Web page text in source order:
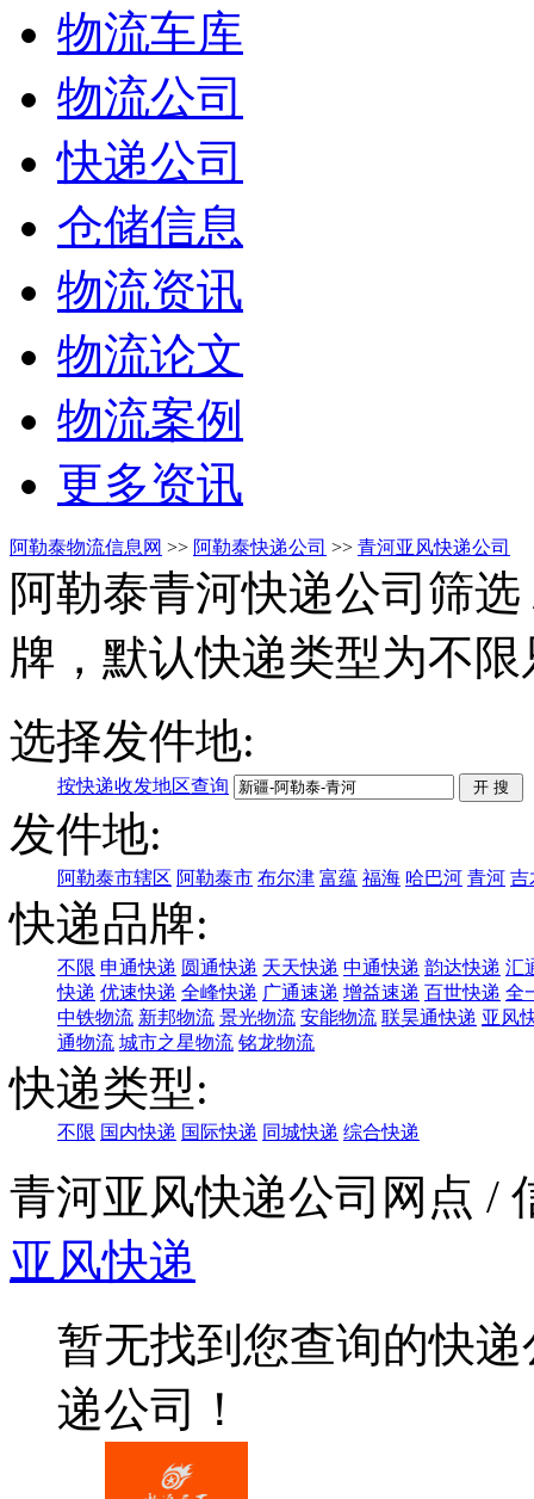
物流车库
物流公司
快递公司
仓储信息
物流资讯
物流论文
物流案例
更多资讯
阿勒泰物流信息网 >> 阿勒泰快递公司 >> 青河亚风快递公司
阿勒泰青河快递公司筛选
牌，默认快递类型为不
选择发件地:
按快递收发地区查询
发件地:
阿勒泰市辖区 阿勒泰市 布尔津 富蕴 福海 哈巴河 青河 吉
快递品牌:
不限 申通快递 圆通快递 天天快递 中通快递 韵达快递 汇
快递 优速快递 全峰快递 广通速递 增益速递 百世快递 全
中铁物流 新邦物流 景光物流 安能物流 联昊通快递 亚风
通物流 城市之星物流 铭龙物流
快递类型:
不限 国内快递 国际快递 同城快递 综合快递
青河亚风快递公司网点 /
亚风快递
暂无找到您查询的快
递公司！